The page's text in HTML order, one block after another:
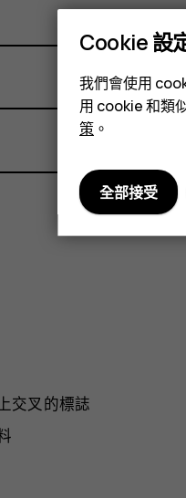
交叉的標誌
Cookie 設
我們會使用
用 cookie 和類
策 。
全部接受